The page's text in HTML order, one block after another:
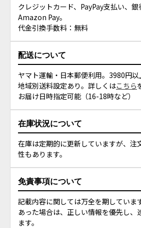
クレジットカード、PayPay支払い、銀
Amazon Pay。
代金引換手数料：無料
配送について
ヤマト運輸・日本郵便利用。3980円以
地域別送料設定あり。詳しくはこちら
お届け日時指定可能（16-18時など）
在庫状況について
在庫は定期的に更新していますが、注
性もあります。
免責事項について
記載内容に関しては万全を期していま
あった場合は、正しい情報を優先し、
ます。